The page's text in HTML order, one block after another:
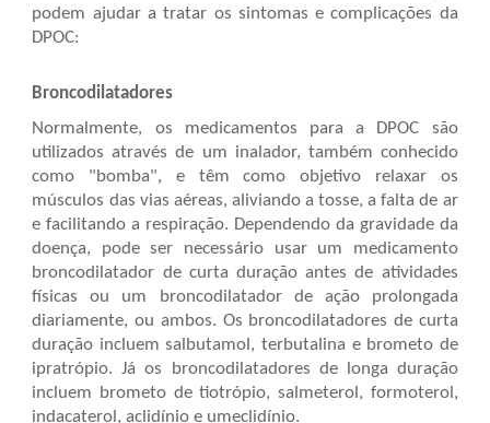
podem ajudar a tratar os sintomas e complicações da
DPOC:
Broncodilatadores
Normalmente, os medicamentos para a DPOC são
utilizados através de um inalador, também conhecido
como "bomba", e têm como objetivo relaxar os
músculos das vias aéreas, aliviando a tosse, a falta de ar
e facilitando a respiração. Dependendo da gravidade da
doença, pode ser necessário usar um medicamento
broncodilatador de curta duração antes de atividades
físicas ou um broncodilatador de ação prolongada
diariamente, ou ambos. Os broncodilatadores de curta
duração incluem salbutamol, terbutalina e brometo de
ipratrópio. Já os broncodilatadores de longa duração
incluem brometo de tiotrópio, salmeterol, formoterol,
indacaterol, aclidínio e umeclidínio.